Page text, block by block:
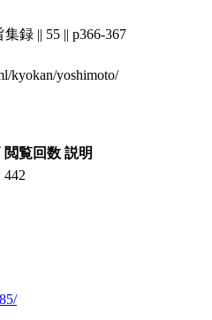
録 || 55 || p366-367
kyokan/yoshimoto/
閲覧回数 説明
442